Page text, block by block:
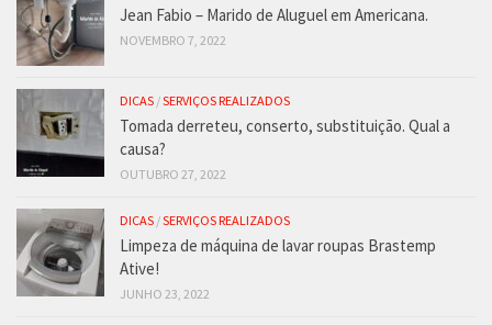
Jean Fabio – Marido de Aluguel em Americana.
NOVEMBRO 7, 2022
DICAS /SERVIÇOS REALIZADOS
Tomada derreteu, conserto, substituição. Qual a
causa?
OUTUBRO 27, 2022
DICAS /SERVIÇOS REALIZADOS
Limpeza de máquina de lavar roupas Brastemp
Ative!
JUNHO 23, 2022